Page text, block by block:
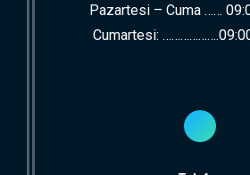
Pazartesi – Cuma ……
Cumartesi: